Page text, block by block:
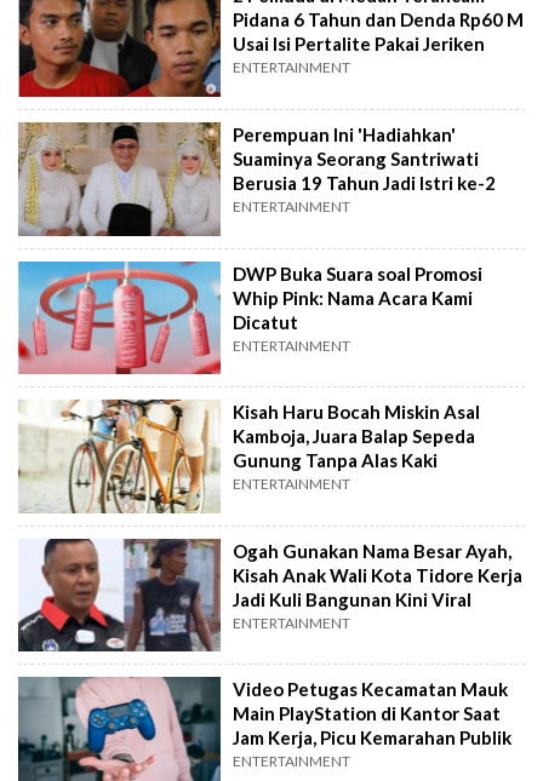
Pidana 6 Tahun dan Denda Rp60 M
Usai Isi Pertalite Pakai Jeriken
ENTERTAINMENT
Perempuan Ini 'Hadiahkan'
Suaminya Seorang Santriwati
Berusia 19 Tahun Jadi Istri ke-2
ENTERTAINMENT
DWP Buka Suara soal Promosi
Whip Pink: Nama Acara Kami
Dicatut
ENTERTAINMENT
Kisah Haru Bocah Miskin Asal
Kamboja, Juara Balap Sepeda
Gunung Tanpa Alas Kaki
ENTERTAINMENT
Ogah Gunakan Nama Besar Ayah,
Kisah Anak Wali Kota Tidore Kerja
Jadi Kuli Bangunan Kini Viral
ENTERTAINMENT
Video Petugas Kecamatan Mauk
Main PlayStation di Kantor Saat
Jam Kerja, Picu Kemarahan Publik
ENTERTAINMENT